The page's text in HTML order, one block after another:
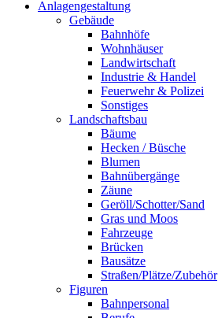
Anlagengestaltung
Gebäude
Bahnhöfe
Wohnhäuser
Landwirtschaft
Industrie & Handel
Feuerwehr & Polizei
Sonstiges
Landschaftsbau
Bäume
Hecken / Büsche
Blumen
Bahnübergänge
Zäune
Geröll/Schotter/Sand
Gras und Moos
Fahrzeuge
Brücken
Bausätze
Straßen/Plätze/Zubehör
Figuren
Bahnpersonal